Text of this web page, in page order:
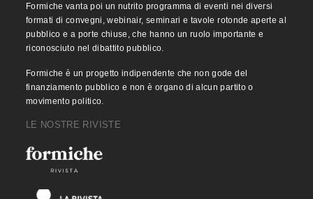
Formiche vanta poi un nutrito programma di eventi nei diversi
formati di convegni, webinair, seminari e tavole rotonde aperte al
pubblico e a porte chiuse, che hanno un ruolo importante e
riconosciuto nel dibattito pubblico.
Formiche è un progetto indipendente che non gode del
finanziamento pubblico e non è organo di alcun partito o
movimento politico.
LE NOSTRE RIVISTE